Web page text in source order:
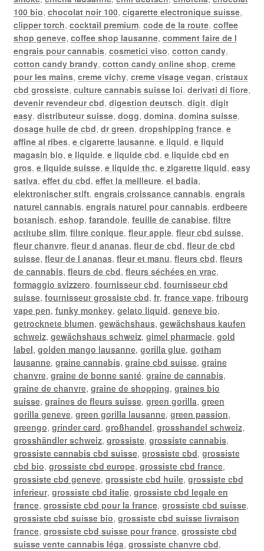
100 bio, chocolat noir 100, cigarette electronique suisse,
clipper torch, cocktail premium, code de la route, coffee
shop geneve, coffee shop lausanne, comment faire de l
engrais pour cannabis, cosmetici viso, cotton candy,
cotton candy brandy, cotton candy online shop, creme
pour les mains, creme vichy, creme visage vegan, cristaux
cbd grossiste, culture cannabis suisse loi, derivati di fiore,
devenir revendeur cbd, digestion deutsch, digit, digit
easy, distributeur suisse, dogg, domina, domina suisse,
dosage huile de cbd, dr green, dropshipping france, e
affine al ribes, e cigarette lausanne, e liquid, e liquid
magasin bio, e liquide, e liquide cbd, e liquide cbd en
gros, e liquide suisse, e liquide thc, e zigarette liquid, easy
sativa, effet du cbd, effet la meilleure, el badia,
elektronischer stift, engrais croissance cannabis, engrais
naturel cannabis, engrais naturel pour cannabis, erdbeere
botanisch, eshop, farandole, feuille de canabise, filtre
actitube slim, filtre conique, fleur apple, fleur cbd suisse,
fleur chanvre, fleur d ananas, fleur de cbd, fleur de cbd
suisse, fleur de l ananas, fleur et manu, fleurs cbd, fleurs
de cannabis, fleurs de cbd, fleurs séchées en vrac,
formaggio svizzero, fournisseur cbd, fournisseur cbd
suisse, fournisseur grossiste cbd, fr, france vape, fribourg
vape pen, funky monkey, gelato liquid, geneve bio,
getrocknete blumen, gewächshaus, gewächshaus kaufen
schweiz, gewächshaus schweiz, gimel pharmacie, gold
label, golden mango lausanne, gorilla glue, gotham
lausanne, graine cannabis, graine cbd suisse, graine
chanvre, graine de bonne santé, graine de cannabis,
graine de chanvre, graine de shopping, graines bio
suisse, graines de fleurs suisse, green gorilla, green
gorilla geneve, green gorilla lausanne, green passion,
greengo, grinder card, großhandel, grosshandel schweiz,
grosshändler schweiz, grossiste, grossiste cannabis,
grossiste cannabis cbd suisse, grossiste cbd, grossiste
cbd bio, grossiste cbd europe, grossiste cbd france,
grossiste cbd geneve, grossiste cbd huile, grossiste cbd
inferieur, grossiste cbd italie, grossiste cbd legale en
france, grossiste cbd pour la france, grossiste cbd suisse,
grossiste cbd suisse bio, grossiste cbd suisse livraison
france, grossiste cbd suisse pour france, grossiste cbd
suisse vente cannabis léga, grossiste chanvre cbd,